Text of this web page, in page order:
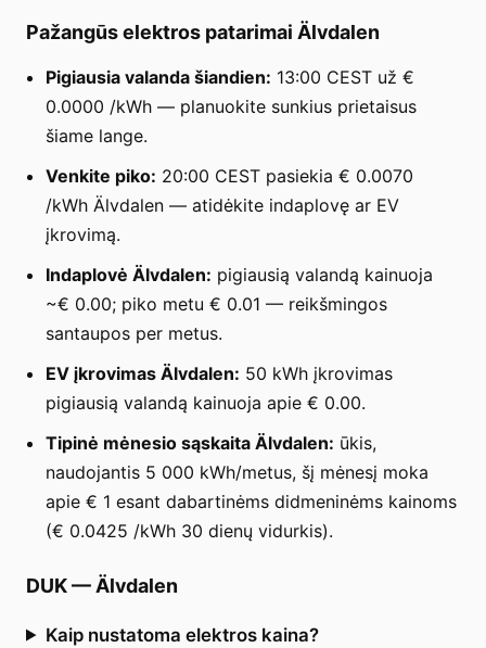
Pažangūs elektros patarimai Älvdalen
Pigiausia valanda šiandien: 13:00 CEST už €
0.0000 /kWh — planuokite sunkius prietaisus
šiame lange.
Venkite piko: 20:00 CEST pasiekia € 0.0070
/kWh Älvdalen — atidėkite indaplovę ar EV
įkrovimą.
Indaplovė Älvdalen: pigiausią valandą kainuoja
~€ 0.00; piko metu € 0.01 — reikšmingos
santaupos per metus.
EV įkrovimas Älvdalen: 50 kWh įkrovimas
pigiausią valandą kainuoja apie € 0.00.
Tipinė mėnesio sąskaita Älvdalen: ūkis,
naudojantis 5 000 kWh/metus, šį mėnesį moka
apie € 1 esant dabartinėms didmeninėms kainoms
(€ 0.0425 /kWh 30 dienų vidurkis).
DUK— Älvdalen
Kaip nustatoma elektros kaina?